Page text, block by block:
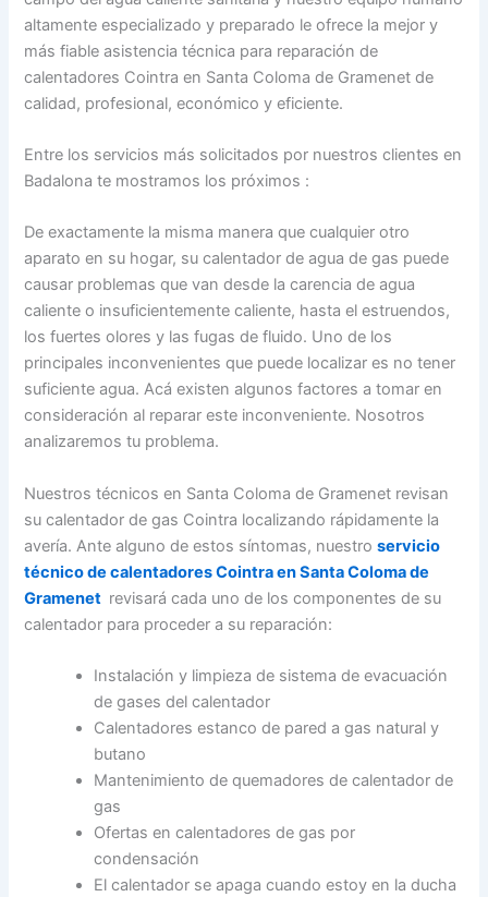
altamente especializado y preparado le ofrece la mejor y
más fiable asistencia técnica para reparación de
calentadores Cointra en Santa Coloma de Gramenet de
calidad, profesional, económico y eficiente.
Entre los servicios más solicitados por nuestros clientes en
Badalona te mostramos los próximos :
De exactamente la misma manera que cualquier otro
aparato en su hogar, su calentador de agua de gas puede
causar problemas que van desde la carencia de agua
caliente o insuficientemente caliente, hasta el estruendos,
los fuertes olores y las fugas de fluido. Uno de los
principales inconvenientes que puede localizar es no tener
suficiente agua. Acá existen algunos factores a tomar en
consideración al reparar este inconveniente. Nosotros
analizaremos tu problema.
Nuestros técnicos en Santa Coloma de Gramenet revisan
su calentador de gas Cointra localizando rápidamente la
avería. Ante alguno de estos síntomas, nuestroservicio
técnico de calentadores Cointra en Santa Coloma de
Gramenet revisará cada uno de los componentes de su
calentador para proceder a su reparación:
Instalación y limpieza de sistema de evacuación
de gases del calentador
Calentadores estanco de pared a gas natural y
butano
Mantenimiento de quemadores de calentador de
gas
Ofertas en calentadores de gas por
condensación
El calentador se apaga cuando estoy en la ducha